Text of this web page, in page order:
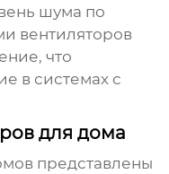
шума по
вентиляторов
что
в системах с
для дома
представлены